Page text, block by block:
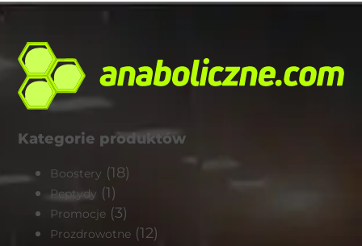
Kategorie produktów
Boostery (18)
Peptydy (1)
Promocje (3)
Prozdrowotne (12)